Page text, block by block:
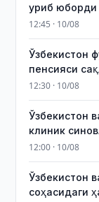
уриб юборди
12:45 · 10/08
Ўзбекистон
пенсияси
12:30 · 10/08
Ўзбекистон
клиник
12:00 · 10/08
Ўзбекистон
соҳасидаги